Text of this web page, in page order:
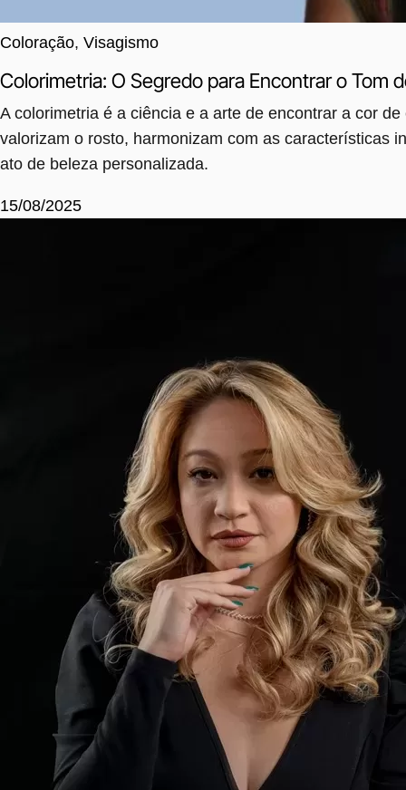
Coloração, Visagismo
Colorimetria: O Segredo para Encontrar o Tom
A colorimetria é a ciência e a arte de encontrar a cor
valorizam o rosto, harmonizam com as características
ato de beleza personalizada.
15/08/2025